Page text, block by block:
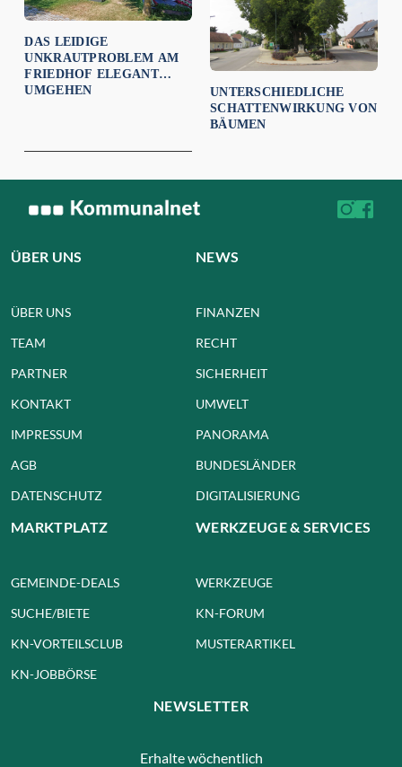
DAS LEIDIGE
UNKRAUTPROBLEM AM
FRIEDHOF ELEGANT
UMGEHEN
UNTERSCHIEDLICHE
SCHATTENWIRKUNG VON
BÄUMEN
ÜBER UNS
ÜBER UNS
TEAM
PARTNER
KONTAKT
IMPRESSUM
AGB
DATENSCHUTZ
NEWS
FINANZEN
RECHT
SICHERHEIT
UMWELT
PANORAMA
BUNDESLÄNDER
DIGITALISIERUNG
MARKTPLATZ
GEMEINDE-DEALS
SUCHE/BIETE
KN-VORTEILSCLUB
KN-JOBBÖRSE
WERKZEUGE & SERVICES
WERKZEUGE
KN-FORUM
MUSTERARTIKEL
NEWSLETTER
Erhalte wöchentlich